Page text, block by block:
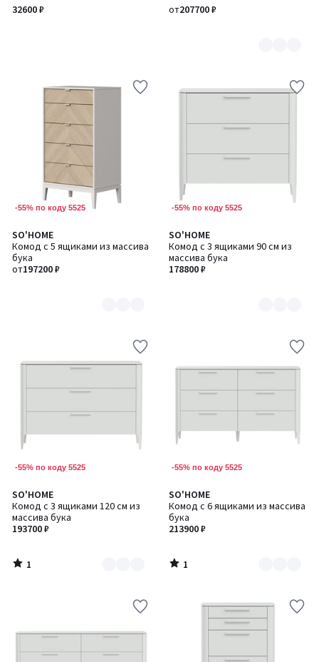
32600 ₽
от207700 ₽
-55% по коду 5525
SO'HOME
Комод с 5 ящиками из массива
бука
от197200 ₽
Количество
цветов:
2
-55% по коду 5525
SO'HOME
Комод с 3 ящиками 90 см из
массива бука
178800 ₽
Количество
цветов:
6
-55% по коду 5525
SO'HOME
Комод с 3 ящиками 120 см из
массива бука
193700 ₽
1
/
5
Количество
цветов:
6
1
/
-55% по коду 5525
SO'HOME
Комод с 6 ящиками из массива
бука
213900 ₽
1
/
5
Количество
цветов:
6
1
/